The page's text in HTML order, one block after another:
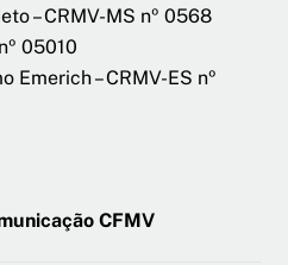
– CRMV-MS nº 0568
05010
Emerich – CRMV-ES nº
CFMV